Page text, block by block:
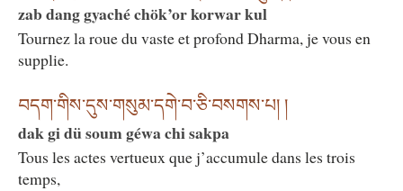
zab dang gyaché chök’or korwar kul
Tournez la roue du vaste et profond Dharma, je vous en
supplie.
བདག་གིས་དུས་གསུམ་དགེ་བ་ཅི་བསགས་པ། །
dak gi dü soum géwa chi sakpa
Tous les actes vertueux que j’accumule dans les trois
temps,